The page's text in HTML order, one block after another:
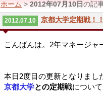
ホーム > 2012年07月10日 の記
2012.07.10 京都大学定期戦！
こんばんは。2年マネージャ
本日2度目の更新となりまし
京都大学との定期戦につい